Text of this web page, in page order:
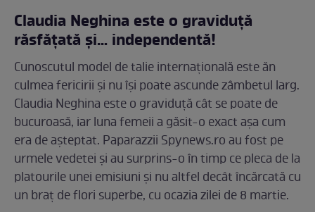
Claudia Neghina este o graviduță
răsfățată și… independentă!
Cunoscutul model de talie internațională este ăn
culmea fericirii și nu își poate ascunde zâmbetul larg.
Claudia Neghina este o graviduță cât se poate de
bucuroasă, iar luna femeii a găsit-o exact așa cum
era de așteptat. Paparazzii Spynews.ro au fost pe
urmele vedetei și au surprins-o în timp ce pleca de la
platourile unei emisiuni și nu altfel decât încărcată cu
un braț de flori superbe, cu ocazia zilei de 8 martie.